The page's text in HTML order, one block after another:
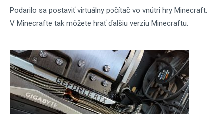
Podarilo sa postaviť virtuálny počítač vo vnútri hry Minecraft.
V Minecrafte tak môžete hrať ďalšiu verziu Minecraftu.